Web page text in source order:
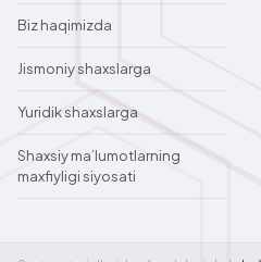
Biz haqimizda
Jismoniy shaxslarga
Yuridik shaxslarga
Shaxsiy ma’lumotlarning
maxfiyligi siyosati